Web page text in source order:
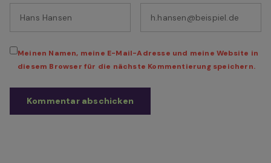
Meinen Namen, meine E-Mail-Adresse und meine Website in
diesem Browser für die nächste Kommentierung speichern.